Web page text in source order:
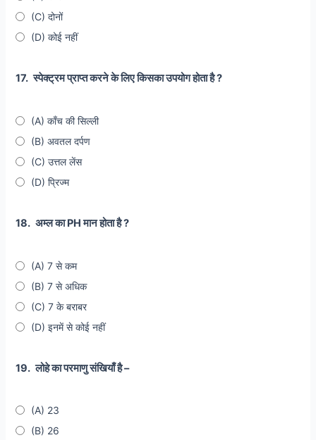
(C) दोनों
(D) कोई नहीं
17. स्पेक्ट्रम प्राप्त करने के लिए किसका उपयोग होता है ?
(A) काँच की सिल्ली
(B) अवतल दर्पण
(C) उत्तल लेंस
(D) प्रिज्म
18. अम्ल का PH मान होता है ?
(A) 7 से कम
(B) 7 से अधिक
(C) 7 के बराबर
(D) इनमें से कोई नहीं
19. लोहे का परमाणु संखियाँ है –
(A) 23
(B) 26